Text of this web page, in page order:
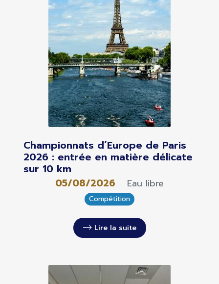
Championnats d’Europe de Paris
2026 : entrée en matière délicate
sur 10 km
05/08/2026 Eau libre
Compétition
Lire la suite